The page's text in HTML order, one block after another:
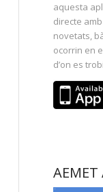
aquesta
directe
novetats,
ocorrin en
d’on es
AEMET